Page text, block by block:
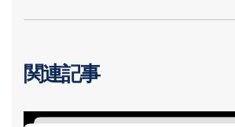
関連記事